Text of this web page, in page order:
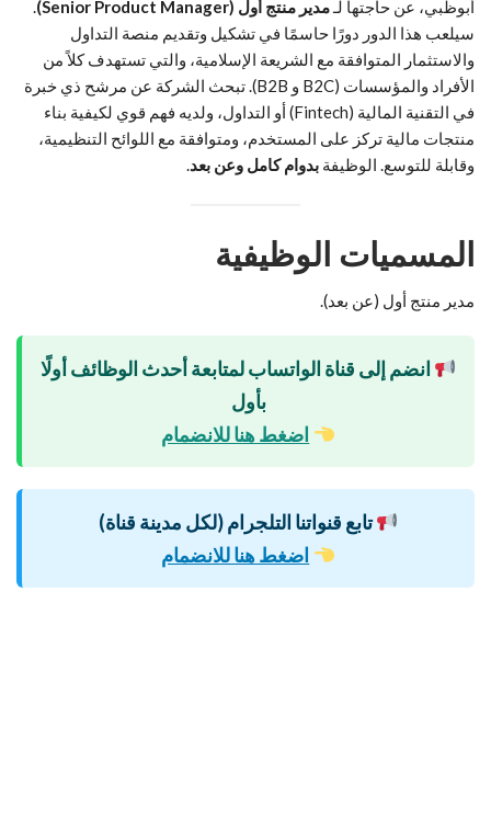
أبوظبي، عن حاجتها لـمدير منتج أول (Senior Product Manager)
.
سيلعب هذا الدور دورًا حاسمًا في تشكيل وتقديم منصة التداول
والاستثمار المتوافقة مع الشريعة الإسلامية، والتي تستهدف كلاً من
الأفراد والمؤسسات (B2C و B2B). تبحث الشركة عن مرشح ذي خبرة
في التقنية المالية (Fintech) أو التداول، ولديه فهم قوي لكيفية بناء
منتجات مالية تركز على المستخدم، ومتوافقة مع اللوائح التنظيمية،
وقابلة للتوسع. الوظيفة بدوام كامل وعن بعد.
المسميات الوظيفية
مدير منتج أول (عن بعد).
انضم إلى قناة الواتساب لمتابعة أحدث الوظائف أولًا
بأول
اضغط هنا للانضمام
تابع قنواتنا التلجرام (لكل مدينة قناة)
اضغط هنا للانضمام